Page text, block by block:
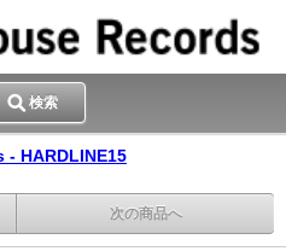
検索
- HARDLINE15
次の商品へ